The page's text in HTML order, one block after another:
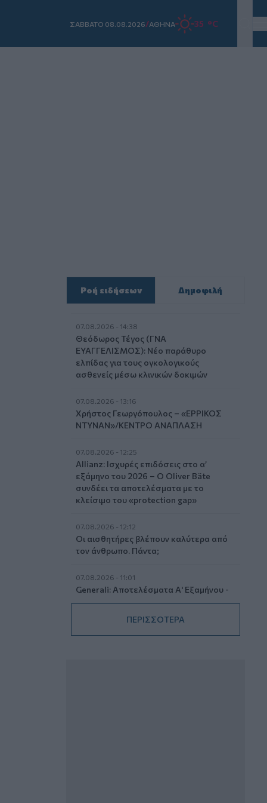
ΣAΒΒΑΤΟ 08.08.2026/ΑΘΗΝΑ 35 °C
Ροή ειδήσεων Δημοφιλή
07.08.2026 - 14:38
Θεόδωρος Τέγος (ΓΝΑ
ΕΥΑΓΓΕΛΙΣΜΟΣ): Νέο παράθυρο
ελπίδας για τους ογκολογικούς
ασθενείς μέσω κλινικών δοκιμών
07.08.2026 - 13:16
Χρήστος Γεωργόπουλος – «ΕΡΡΙΚΟΣ
ΝΤΥΝΑΝ»/ΚΕΝΤΡΟ ΑΝΑΠΛΑΣΗ
07.08.2026 - 12:25
Allianz: Ισχυρές επιδόσεις στο α’
εξάμηνο του 2026 – Ο Oliver Bäte
συνδέει τα αποτελέσματα με το
κλείσιμο του «protection gap»
07.08.2026 - 12:12
Οι αισθητήρες βλέπουν καλύτερα από
τον άνθρωπο. Πάντα;
07.08.2026 - 11:01
Generali: Αποτελέσματα Α' Εξαμήνου -
Εξαιρετική ανάπτυξη στα Λειτουργικά
Αποτελέσματα με συμβολή από όλες
τις επιχειρηματικές δραστηριότητες
ΠΕΡΙΣΣΟΤΕΡΑ